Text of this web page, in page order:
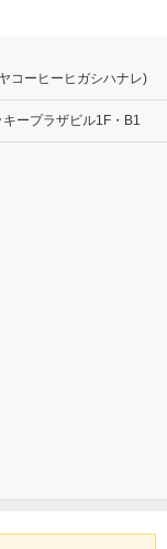
コーヒーヒガシハナレ)
ープラザビル1F・B1